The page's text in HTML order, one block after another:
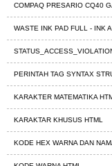
COMPAQ PRESARIO CQ40
WASTE INK PAD FULL - INK
PERINTAH TAG SYNTAX
KARAKTER MATEMATIKA
KARAKTAR KHUSUS HTML
KODE HEX WARNA DAN